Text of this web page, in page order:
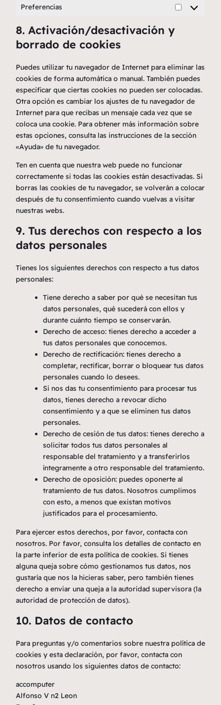
Preferencias
8. Activación/desactivación y
borrado de cookies
Puedes utilizar tu navegador de Internet para eliminar las
cookies de forma automática o manual. También puedes
especificar que ciertas cookies no pueden ser colocadas.
Otra opción es cambiar los ajustes de tu navegador de
Internet para que recibas un mensaje cada vez que se
coloca una cookie. Para obtener más información sobre
estas opciones, consulta las instrucciones de la sección
«Ayuda» de tu navegador.
Ten en cuenta que nuestra web puede no funcionar
correctamente si todas las cookies están desactivadas. Si
borras las cookies de tu navegador, se volverán a colocar
después de tu consentimiento cuando vuelvas a visitar
nuestras webs.
9. Tus derechos con respecto a los
datos personales
Tienes los siguientes derechos con respecto a tus datos
personales:
Tiene derecho a saber por qué se necesitan tus
datos personales, qué sucederá con ellos y
durante cuánto tiempo se conservarán.
Derecho de acceso: tienes derecho a acceder a
tus datos personales que conocemos.
Derecho de rectificación: tienes derecho a
completar, rectificar, borrar o bloquear tus datos
personales cuando lo desees.
Si nos das tu consentimiento para procesar tus
datos, tienes derecho a revocar dicho
consentimiento y a que se eliminen tus datos
personales.
Derecho de cesión de tus datos: tienes derecho a
solicitar todos tus datos personales al
responsable del tratamiento y a transferirlos
íntegramente a otro responsable del tratamiento.
Derecho de oposición: puedes oponerte al
tratamiento de tus datos. Nosotros cumplimos
con esto, a menos que existan motivos
justificados para el procesamiento.
Para ejercer estos derechos, por favor, contacta con
nosotros. Por favor, consulta los detalles de contacto en
la parte inferior de esta política de cookies. Si tienes
alguna queja sobre cómo gestionamos tus datos, nos
gustaría que nos la hicieras saber, pero también tienes
derecho a enviar una queja a la autoridad supervisora (la
autoridad de protección de datos).
10. Datos de contacto
Para preguntas y/o comentarios sobre nuestra política de
cookies y esta declaración, por favor, contacta con
nosotros usando los siguientes datos de contacto:
accomputer
Alfonso V n2 Leon